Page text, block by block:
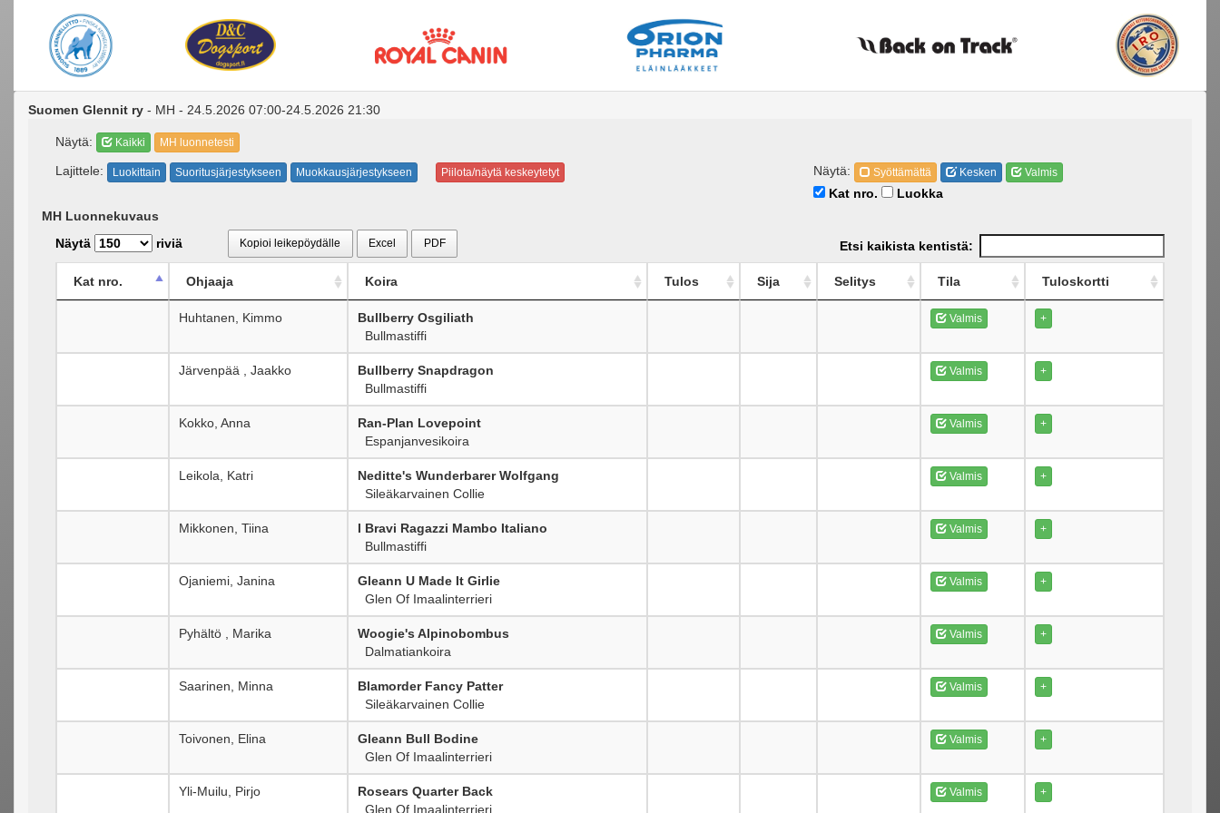
Suomen Glennit ry - MH - 24.5.2026 07:00-24.5.2026 21:30
Näytä: Kaikki MH luonnetesti
Lajittele: Luokittain Suoritusjärjestykseen Muokkausjärjestykseen Piilota/näytä keskeytetyt Näytä: Syöttämättä Kesken Valmis
Kat nro.
Luokka
MH Luonnekuvaus
Näytä
riviä Kopioi leikepöydälle Excel PDF Etsi kaikista kentistä:
Kat nro. Ohjaaja Koira Tulos Sija Selitys Tila Tuloskortti
Huhtanen, Kimmo
Bullberry Osgiliath
Bullmastiffi
Valmis +
Järvenpää , Jaakko
Bullberry Snapdragon
Bullmastiffi
Valmis +
Kokko, Anna
Ran-Plan Lovepoint
Espanjanvesikoira
Valmis +
Leikola, Katri
Neditte's Wunderbarer Wolfgang
Sileäkarvainen Collie
Valmis +
Mikkonen, Tiina
I Bravi Ragazzi Mambo Italiano
Bullmastiffi
Valmis +
Ojaniemi, Janina
Gleann U Made It Girlie
Glen Of Imaalinterrieri
Valmis +
Pyhältö , Marika
Woogie's Alpinobombus
Dalmatiankoira
Valmis +
Saarinen, Minna
Blamorder Fancy Patter
Sileäkarvainen Collie
Valmis +
Toivonen, Elina
Gleann Bull Bodine
Glen Of Imaalinterrieri
Valmis +
Yli-Muilu, Pirjo
Rosears Quarter Back
Glen Of Imaalinterrieri
Valmis +